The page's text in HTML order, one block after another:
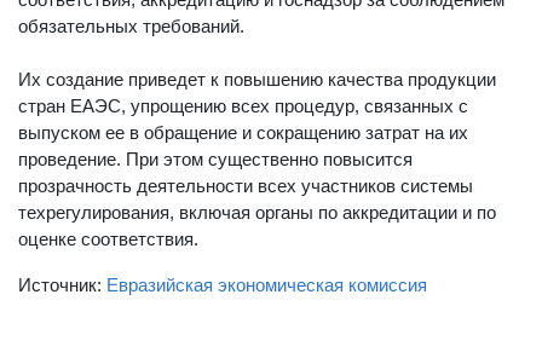
обязательных требований.
Их создание приведет к повышению качества продукции
стран ЕАЭС, упрощению всех процедур, связанных с
выпуском ее в обращение и сокращению затрат на их
проведение. При этом существенно повысится
прозрачность деятельности всех участников системы
техрегулирования, включая органы по аккредитации и по
оценке соответствия.​
Источник: Евразийская экономическая комиссия